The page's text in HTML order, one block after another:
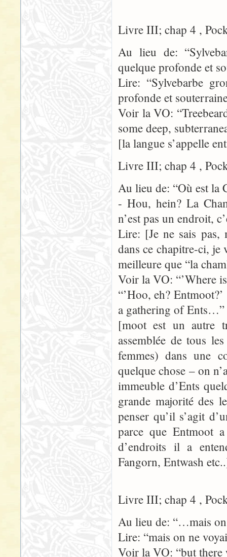
Livre III; chap 4 ,
Au lieu de:
quelque profonde et
Lire: “Sylvebarbe
profonde et
Voir la VO:
some deep,
[la langue s’appelle
Livre III; chap 4 ,
Au lieu de: “Où est la
- Hou, hein? La
n’est pas un endroit,
Lire: [Je ne sais pas,
dans ce chapitre-ci, je
meilleure que “la
Voir la VO: “’Where
“’Hoo, eh?
a gathering of Ents…”
[moot est un autre
assemblée de tous
femmes) dans une
quelque chose – on
immeuble d’Ents
grande majorité des
penser qu’il s’agit
parce que Entmoot
d’endroits il a
Fangorn, Entwash
Livre III; chap 4 ,
Au lieu de: “…mais on
Lire: “mais on ne
Voir la VO: “but there